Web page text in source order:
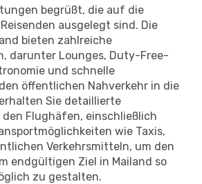
begrüßt, die auf die
ausgelegt sind. Die
bieten zahlreiche
darunter Lounges, Duty-Free-
und schnelle
öffentlichen Nahverkehr in die
Sie detaillierte
Flughäfen, einschließlich
wie Taxis,
Verkehrsmitteln, um den
endgültigen Ziel in Mailand so
zu gestalten.